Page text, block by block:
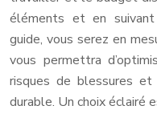
éléments et en
guide, vous serez en
vous permettra
risques de blessures
durable. Un choix éclairé